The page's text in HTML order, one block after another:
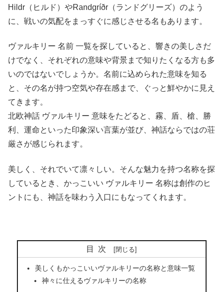
Hildr（ヒルド）やRandgríðr（ランドグリーズ）のよう
に、戦いの気配をまっすぐに感じさせる名もあります。
ヴァルキリー 名前 一覧を探していると、響きの美しさだ
けでなく、それぞれの意味や背景まで知りたくなる方も多
いのではないでしょうか。名前に込められた意味を知る
と、その名が持つ空気や存在感まで、ぐっと鮮やかに見え
てきます。
北欧神話 ヴァルキリー 意味をたどると、霧、盾、槍、勝
利、運命といった印象深い言葉が並び、神話ならではの荘
厳さが感じられます。
美しく、それでいて凛々しい。そんな魅力を持つ名称を探
しているとき、かっこいい ヴァルキリー 名称は創作のヒ
ントにも、神話を味わう入口にもなってくれます。
目次
美しくもかっこいいヴァルキリーの名称と意味一覧
神々に仕えるヴァルキリーの名称